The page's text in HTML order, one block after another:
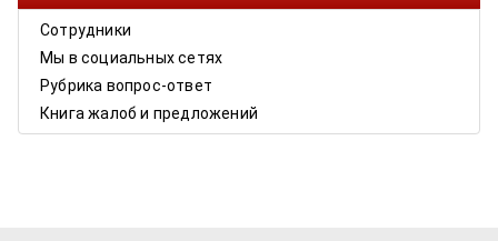
Сотрудники
Мы в социальных сетях
Рубрика вопрос-ответ
Книга жалоб и предложений